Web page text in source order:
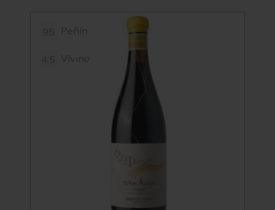
Peñín
Vivino